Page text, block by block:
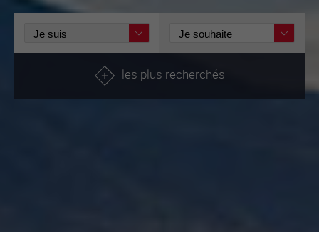
les plus recherchés